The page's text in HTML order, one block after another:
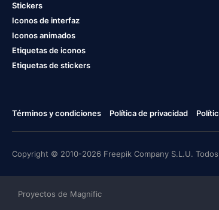
Stickers
Iconos de interfaz
Iconos animados
Etiquetas de iconos
Etiquetas de stickers
Términos y condiciones Política de privacidad
Copyright © 2010-2026 Freepik Company S.L.U.
Proyectos de Magnific